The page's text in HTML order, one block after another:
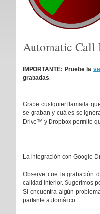
Automatic Call
IMPORTANTE: Pruebe la
grabadas.
Grabe cualquier llamada
se graban y cuáles se
Drive™ y Dropbox permite
La integración con Google
Observe que la grabación
calidad inferior. Sugerimos
Si encuentra algún
parlante automático.